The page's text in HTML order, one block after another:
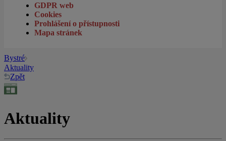
GDPR web
Cookies
Prohlášení o přístupnosti
Mapa stránek
Bystré
Aktuality
Zpět
Aktuality